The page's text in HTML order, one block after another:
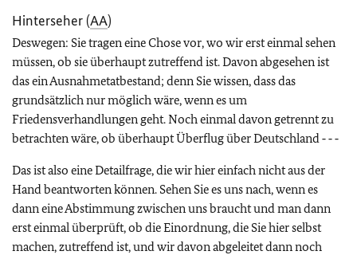
Hinterseher (AA)
Deswegen: Sie tragen eine Chose vor, wo wir erst einmal sehen
müssen, ob sie überhaupt zutreffend ist. Davon abgesehen ist
das ein Ausnahmetatbestand; denn Sie wissen, dass das
grundsätzlich nur möglich wäre, wenn es um
Friedensverhandlungen geht. Noch einmal davon getrennt zu
betrachten wäre, ob überhaupt Überflug über Deutschland ‑ ‑ ‑
Das ist also eine Detailfrage, die wir hier einfach nicht aus der
Hand beantworten können. Sehen Sie es uns nach, wenn es
dann eine Abstimmung zwischen uns braucht und man dann
erst einmal überprüft, ob die Einordnung, die Sie hier selbst
machen, zutreffend ist, und wir davon abgeleitet dann noch